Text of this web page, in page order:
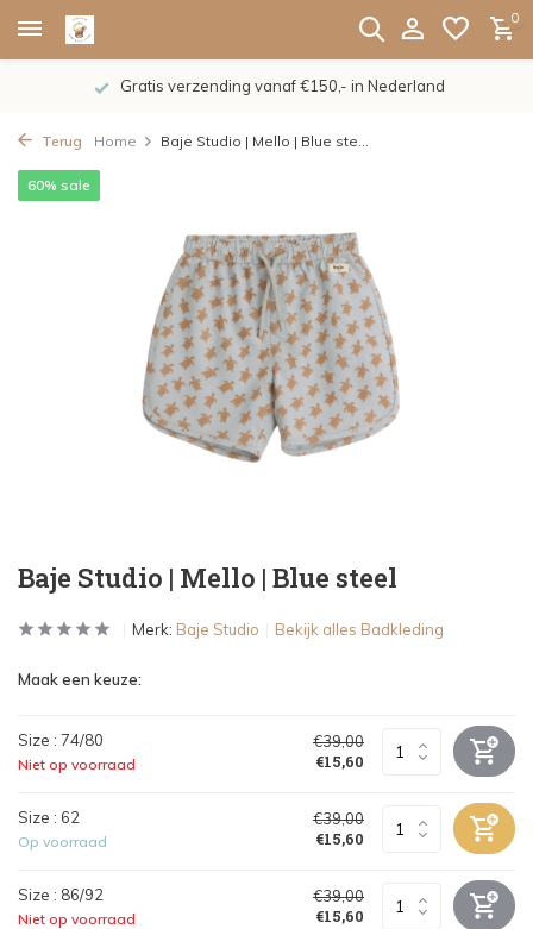
0
Gratis verzending vanaf €150,- in Nederland
Terug Home Baje Studio | Mello | Blue ste...
Baje Studio | Mello | Blue steel
60% sale
Merk: Baje Studio Bekijk alles Badkleding
Maak een keuze:
Size : 74/80
Niet op voorraad
€39,00
€15,60
Size : 62
Op voorraad
€39,00
€15,60
Size : 86/92
Niet op voorraad
€39,00
€15,60